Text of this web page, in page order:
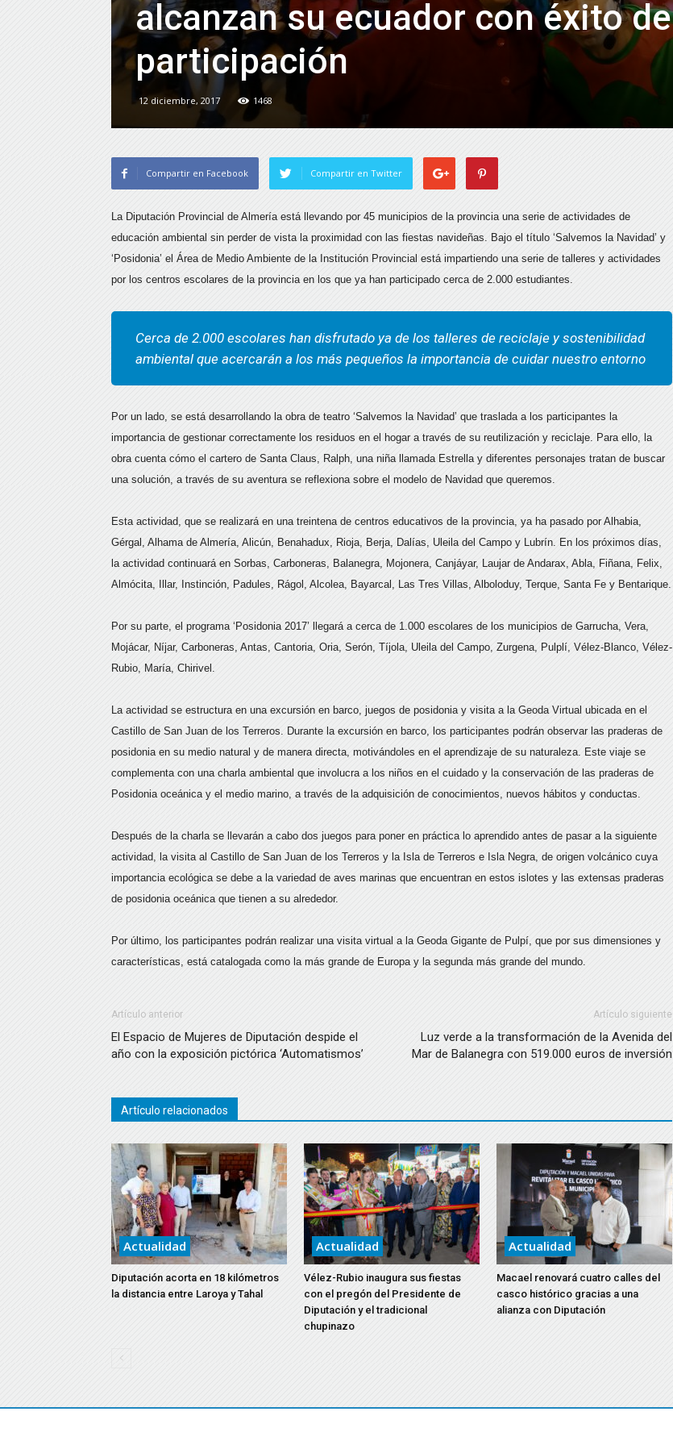
alcanzan su ecuador con éxito de
participación
12 diciembre, 2017 1468
Compartir en Facebook Compartir en Twitter
La Diputación Provincial de Almería está llevando por 45 municipios de la provincia una serie de actividades de
educación ambiental sin perder de vista la proximidad con las fiestas navideñas. Bajo el título ‘Salvemos la Navidad’ y
‘Posidonia’ el Área de Medio Ambiente de la Institución Provincial está impartiendo una serie de talleres y actividades
por los centros escolares de la provincia en los que ya han participado cerca de 2.000 estudiantes.
Cerca de 2.000 escolares han disfrutado ya de los talleres de reciclaje y sostenibilidad
ambiental que acercarán a los más pequeños la importancia de cuidar nuestro entorno
Por un lado, se está desarrollando la obra de teatro ‘Salvemos la Navidad’ que traslada a los participantes la
importancia de gestionar correctamente los residuos en el hogar a través de su reutilización y reciclaje. Para ello, la
obra cuenta cómo el cartero de Santa Claus, Ralph, una niña llamada Estrella y diferentes personajes tratan de buscar
una solución, a través de su aventura se reflexiona sobre el modelo de Navidad que queremos.
Esta actividad, que se realizará en una treintena de centros educativos de la provincia, ya ha pasado por Alhabia,
Gérgal, Alhama de Almería, Alicún, Benahadux, Rioja, Berja, Dalías, Uleila del Campo y Lubrín. En los próximos días,
la actividad continuará en Sorbas, Carboneras, Balanegra, Mojonera, Canjáyar, Laujar de Andarax, Abla, Fiñana, Felix,
Almócita, Illar, Instinción, Padules, Rágol, Alcolea, Bayarcal, Las Tres Villas, Alboloduy, Terque, Santa Fe y Bentarique.
Por su parte, el programa ‘Posidonia 2017’ llegará a cerca de 1.000 escolares de los municipios de Garrucha, Vera,
Mojácar, Níjar, Carboneras, Antas, Cantoria, Oria, Serón, Tíjola, Uleila del Campo, Zurgena, Pulplí, Vélez-Blanco, Vélez-
Rubio, María, Chirivel.
La actividad se estructura en una excursión en barco, juegos de posidonia y visita a la Geoda Virtual ubicada en el
Castillo de San Juan de los Terreros. Durante la excursión en barco, los participantes podrán observar las praderas de
posidonia en su medio natural y de manera directa, motivándoles en el aprendizaje de su naturaleza. Este viaje se
complementa con una charla ambiental que involucra a los niños en el cuidado y la conservación de las praderas de
Posidonia oceánica y el medio marino, a través de la adquisición de conocimientos, nuevos hábitos y conductas.
Después de la charla se llevarán a cabo dos juegos para poner en práctica lo aprendido antes de pasar a la siguiente
actividad, la visita al Castillo de San Juan de los Terreros y la Isla de Terreros e Isla Negra, de origen volcánico cuya
importancia ecológica se debe a la variedad de aves marinas que encuentran en estos islotes y las extensas praderas
de posidonia oceánica que tienen a su alrededor.
Por último, los participantes podrán realizar una visita virtual a la Geoda Gigante de Pulpí, que por sus dimensiones y
características, está catalogada como la más grande de Europa y la segunda más grande del mundo.
Artículo anterior
El Espacio de Mujeres de Diputación despide el
año con la exposición pictórica ‘Automatismos’
Artículo siguiente
Luz verde a la transformación de la Avenida del
Mar de Balanegra con 519.000 euros de inversión
Artículo relacionados
Actualidad
Diputación acorta en 18 kilómetros
la distancia entre Laroya y Tahal
Actualidad
Vélez-Rubio inaugura sus fiestas
con el pregón del Presidente de
Diputación y el tradicional
chupinazo
Actualidad
Macael renovará cuatro calles del
casco histórico gracias a una
alianza con Diputación